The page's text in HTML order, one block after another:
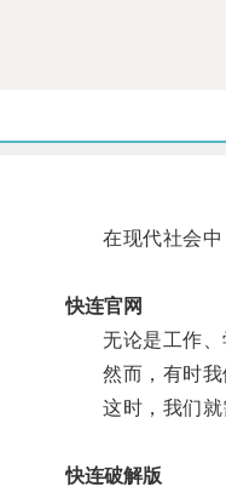
在现代社会中
快连官网
无论是工作、
然而，有时我们
这时，我们就需
快连破解版